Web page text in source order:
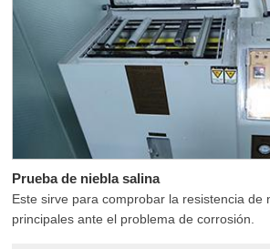
Prueba de niebla salina
Este sirve para comprobar la resistencia de
principales ante el problema de corrosión.